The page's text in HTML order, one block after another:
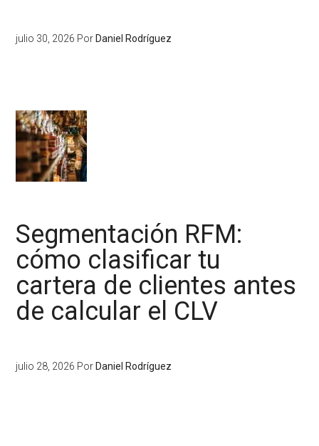
julio 30, 2026 Por Daniel Rodríguez
Segmentación RFM:
cómo clasificar tu
cartera de clientes antes
de calcular el CLV
julio 28, 2026 Por Daniel Rodríguez